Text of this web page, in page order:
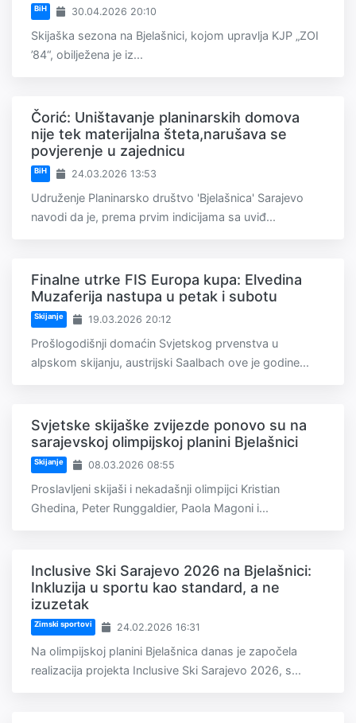
BiH 30.04.2026 20:10
Skijaška sezona na Bjelašnici, kojom upravlja KJP „ZOI
’84“, obilježena je iz...
Čorić: Uništavanje planinarskih domova
nije tek materijalna šteta,narušava se
povjerenje u zajednicu
BiH 24.03.2026 13:53
Udruženje Planinarsko društvo 'Bjelašnica' Sarajevo
navodi da je, prema prvim indicijama sa uviđ...
Finalne utrke FIS Europa kupa: Elvedina
Muzaferija nastupa u petak i subotu
Skijanje 19.03.2026 20:12
Prošlogodišnji domaćin Svjetskog prvenstva u
alpskom skijanju, austrijski Saalbach ove je godine...
Svjetske skijaške zvijezde ponovo su na
sarajevskoj olimpijskoj planini Bjelašnici
Skijanje 08.03.2026 08:55
Proslavljeni skijaši i nekadašnji olimpijci Kristian
Ghedina, Peter Runggaldier, Paola Magoni i...
Inclusive Ski Sarajevo 2026 na Bjelašnici:
Inkluzija u sportu kao standard, a ne
izuzetak
Zimski sportovi 24.02.2026 16:31
Na olimpijskoj planini Bjelašnica danas je započela
realizacija projekta Inclusive Ski Sarajevo 2026, s...